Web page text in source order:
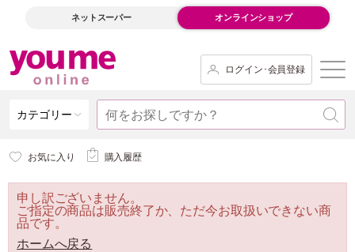
ネットスーパー オンラインショップ
ログイン･会員登録
カテゴリー
お気に入り 購入履歴
申し訳ございません。
ご指定の商品は販売終了か、ただ今お取扱いできない商
品です。
ホームへ戻る